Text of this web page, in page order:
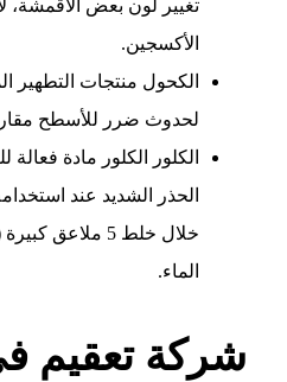
تغيير لون بعض الأقمشة،
الأكسجين.
لحدوث ضرر للأسطح
الكلور الكلور مادة
الحذر الشديد عند
الماء.
شركة تعقيم